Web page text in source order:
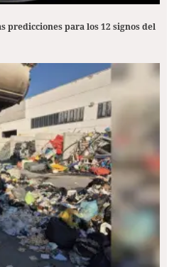
predicciones para los 12 signos del